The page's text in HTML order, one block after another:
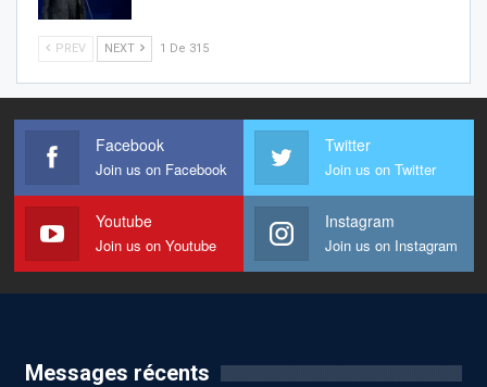
PREV NEXT 1 De 315
Facebook
Join us on Facebook
Twitter
Join us on Twitter
Youtube
Join us on Youtube
Instagram
Join us on Instagram
Messages récents